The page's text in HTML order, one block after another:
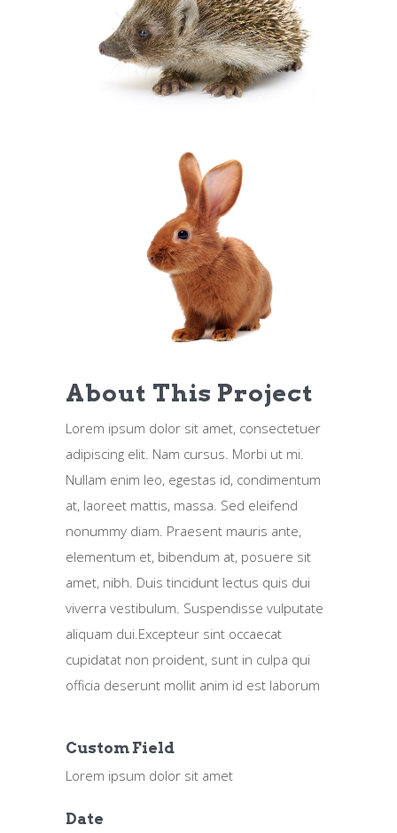
About This Project
Lorem ipsum dolor sit amet, consectetuer
adipiscing elit. Nam cursus. Morbi ut mi.
Nullam enim leo, egestas id, condimentum
at, laoreet mattis, massa. Sed eleifend
nonummy diam. Praesent mauris ante,
elementum et, bibendum at, posuere sit
amet, nibh. Duis tincidunt lectus quis dui
viverra vestibulum. Suspendisse vulputate
aliquam dui.Excepteur sint occaecat
cupidatat non proident, sunt in culpa qui
officia deserunt mollit anim id est laborum
Custom Field
Lorem ipsum dolor sit amet
Date